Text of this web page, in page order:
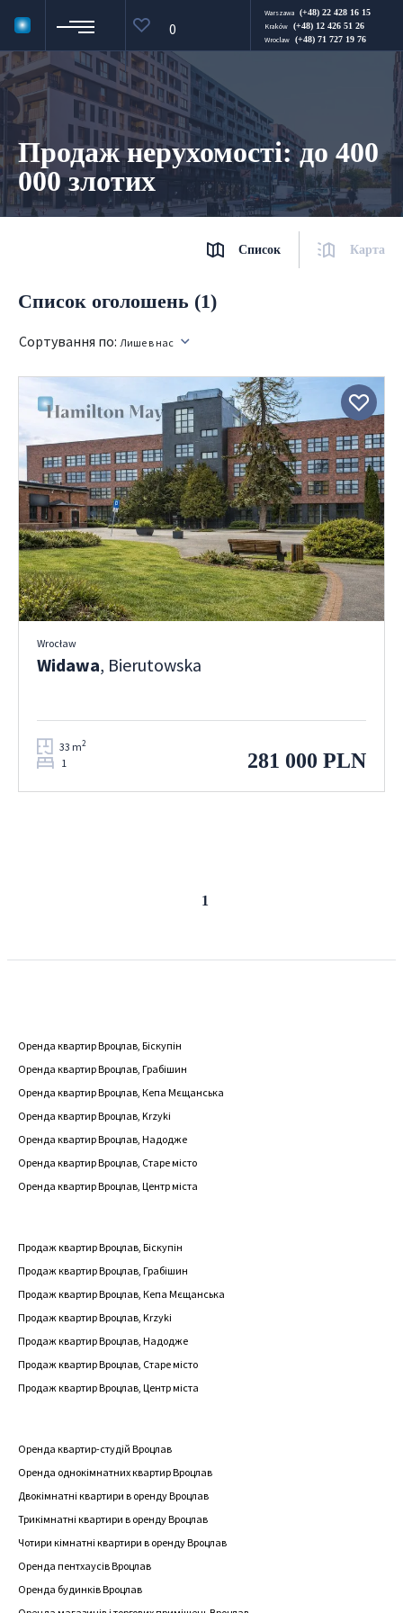
0
Warszawa (+48) 22 428 16 15
Kraków (+48) 12 426 51 26
Wroclaw (+48) 71 727 19 76
Продаж нерухомості: до 400
000 злотих
Список Карта
Список оголошень (1)
Сортування по: Лише в нас
Wrocław
Widawa, Bierutowska
33 m2
1 281 000 PLN
1
Оренда квартир Вроцлав, Біскупін
Оренда квартир Вроцлав, Грабішин
Оренда квартир Вроцлав, Кепа Мєщанська
Оренда квартир Вроцлав, Krzyki
Оренда квартир Вроцлав, Надодже
Оренда квартир Вроцлав, Старе місто
Оренда квартир Вроцлав, Центр міста
Продаж квартир Вроцлав, Біскупін
Продаж квартир Вроцлав, Грабішин
Продаж квартир Вроцлав, Кепа Мєщанська
Продаж квартир Вроцлав, Krzyki
Продаж квартир Вроцлав, Надодже
Продаж квартир Вроцлав, Старе місто
Продаж квартир Вроцлав, Центр міста
Оренда квартир-студій Вроцлав
Оренда однокімнатних квартир Вроцлав
Двокімнатні квартири в оренду Вроцлав
Трикімнатні квартири в оренду Вроцлав
Чотири кімнатні квартири в оренду Вроцлав
Оренда пентхаусів Вроцлав
Оренда будинків Вроцлав